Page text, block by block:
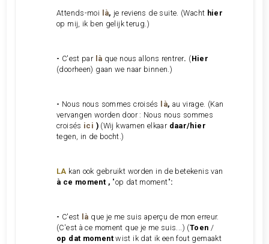
Attends-moi là, je reviens de suite. (Wacht hier
op mij, ik ben gelijk terug.)
- C'est parlà que nous allons rentrer. (Hier
(doorheen) gaan we naar binnen.)
- Nous nous sommes croisés là, au virage. (Kan
vervangen worden door : Nous nous sommes
croisés ici )(Wij kwamen elkaar daar/hier
tegen, in de bocht.)
LA kan ook gebruikt worden in de betekenis van
à ce moment , "op dat moment":
- C'est là que je me suis aperçu de mon erreur.
(C'est à ce moment que je me suis...) (Toen /
op dat momentwist ik dat ik een fout gemaakt